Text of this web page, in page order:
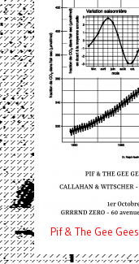
Pif& The Gee Gees